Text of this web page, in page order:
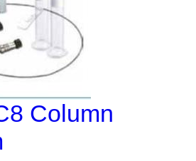
Column